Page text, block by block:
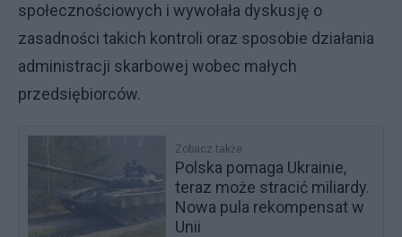
społecznościowych i wywołała dyskusję o
zasadności takich kontroli oraz sposobie działania
administracji skarbowej wobec małych
przedsiębiorców.
Zobacz także
Polska pomaga Ukrainie,
teraz może stracić miliardy.
Nowa pula rekompensat w
Unii